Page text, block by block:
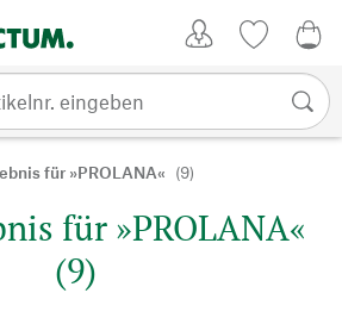
für »PROLANA« (9)
für »PROLANA«
(9)